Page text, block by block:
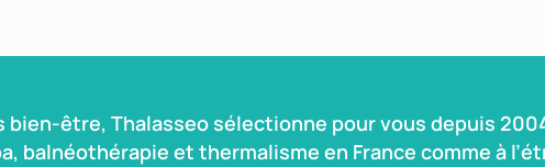
bien-être, Thalasseo sélectionne pour vous depuis
balnéothérapie et thermalisme en France comme à